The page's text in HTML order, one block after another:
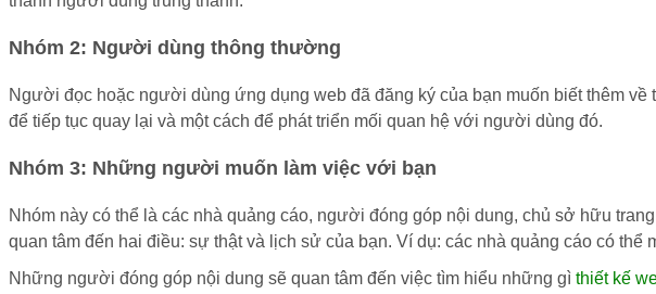
Nhóm 2: Người dùng thông thường
Người đọc hoặc người dùng ứng dụng web đã đăng ký của bạn muốn biết thêm
để tiếp tục quay lại và một cách để phát triển mối quan hệ với người dùng đó.
Nhóm 3: Những người muốn làm việc với bạn
Nhóm này có thể là các nhà quảng cáo, người đóng góp nội dung, chủ sở hữu
quan tâm đến hai điều: sự thật và lịch sử của bạn. Ví dụ: các nhà quảng cáo có
Những người đóng góp nội dung sẽ quan tâm đến việc tìm hiểu những gì thiết kế